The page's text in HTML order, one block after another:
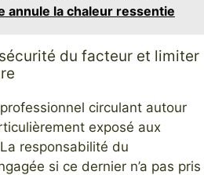
annule la chaleur ressentie
du facteur et limiter
circulant autour
exposé aux
responsabilité du
si ce dernier n’a pas pris